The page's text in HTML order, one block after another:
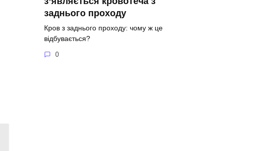
заднього проходу
Кров з заднього проходу: чому ж це
відбувається?
0